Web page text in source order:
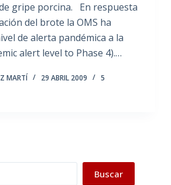
gripe porcina. En respuesta
del brote la OMS ha
de alerta pandémica a la
alert level to Phase 4).…
MARTÍ 29 ABRIL 2009
5
Buscar